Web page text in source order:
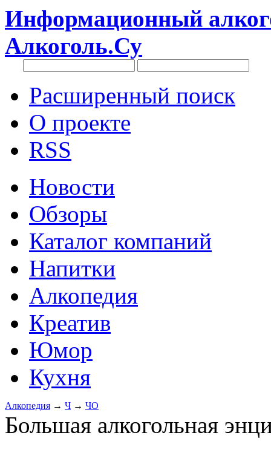
Информационный
Алкоголь.Су
Расширенный поиск
О проекте
RSS
Новости
Обзоры
Каталог компаний
Напитки
Алкопедия
Креатив
Юмор
Кухня
Алкопедия → Ч → ЧО
Большая алкогольная